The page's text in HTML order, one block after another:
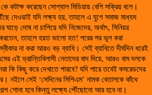
কে কটাক্ষ করেছেন সোশ্যাল মিডিয়ায় বেশি সক্রিয় বলে।
দেওয়াই যদি লক্ষ্য হয়, তাহলে এ যুগে সমাজ মাধ্যম
ঘাড়ে দোষ না চাপিয়ে যদি নিজেদের, অর্থাৎ, সিনিয়র
করতেন, তাহলে হয়ত ভালো হত! পরের পর ভূল করা
না করা আরও বড় ব্যাধি। সেই ব্যাধিতে দীর্ঘদিন ধরেই
এই ভ্রান্তিবিলাসী নেতাদের বাদ দিয়ে, আরও বাম দলকে
কি কিছু করে দেখাতে পারবে? যদি পারে তবেই কমরেডদের
নইলে সেই ‘সেদিনের সিপিএম’ নামক বেতালকে কাঁধে
শোনা হবে কিন্তু লক্ষ্যে পৌঁছোনো আর হবে না।